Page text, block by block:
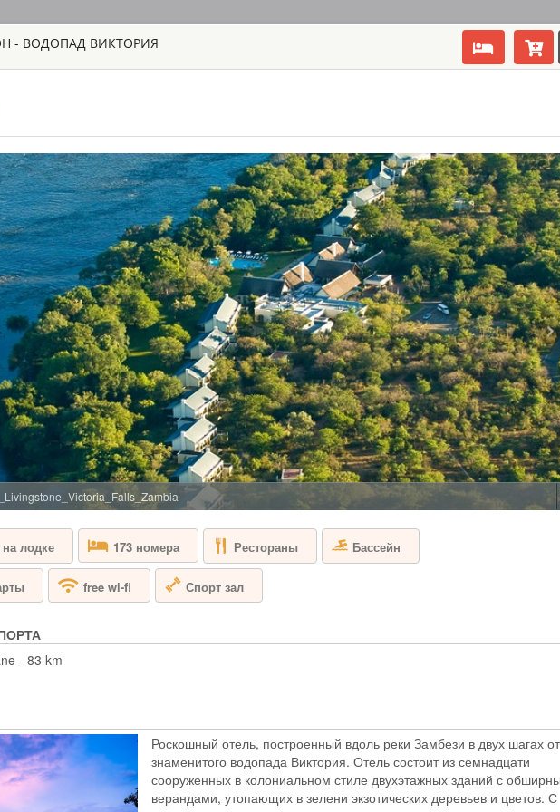
ЗАМБИЯ
AVANI VICTORIA FALLS RESORT
ЗАМБИЯ - ЛИВИНГСТОН - ВОДОПАД
Avani Victoria Falls Resort, один из самых
предлагает вам идеальное место для
легендарного водопада Виктория.
себе экскурсии по вкусу. Почувствуйте себя
номерах. Каждый выполнен в современном
необходимыми удобствами. Из окон
VIP CHINZOMBO CAMP
ЗАМБИЯ - ЮЖНАЯ ЛУАНГВА
Кемп Chinzombo расположен на изгибе реки
жемчужина долины. Роскошный дизайн
окружающей средой благодаря стенам из
жилые зоны плавно и незаметно перетекают
берегу реки. Колониальные акценты
и отсылают нас к самым первым дням
Частный и эксклюзивный кемп Time + Tide
великолепную роскошь, первоклассное
нетронутой дикой природы. Он расположен
акациями у слияния рек Чонгве и Замбези.
одной спальней) и Albida (с двумя)
друзей, путешествующих вместе. В этом
CHONGWE CAMP
- ВОДОПАД ВИКТОРИЯ
лодке 173 номера Рестораны Бассейн
free wi-fi Спорт зал
- 83 km
Роскошный отель, построенный вдоль реки Замбези в двух шагах от
знаменитого водопада Виктория. Отель состоит из семнадцати
сооруженных в колониальном стиле двухэтажных зданий с
верандами, утопающих в зелени экзотических деревьев и цветов. С